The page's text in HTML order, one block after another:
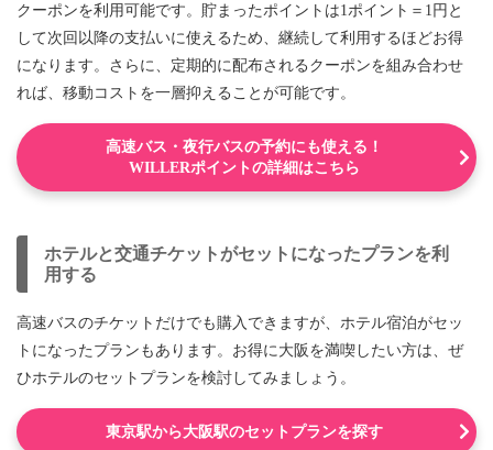
クーポンを利用可能です。貯まったポイントは1ポイント＝1円と
して次回以降の支払いに使えるため、継続して利用するほどお得
になります。さらに、定期的に配布されるクーポンを組み合わせ
れば、移動コストを一層抑えることが可能です。
高速バス・夜行バスの予約にも使える！
WILLERポイントの詳細はこちら
ホテルと交通チケットがセットになったプランを利
用する
高速バスのチケットだけでも購入できますが、ホテル宿泊がセッ
トになったプランもあります。お得に大阪を満喫したい方は、ぜ
ひホテルのセットプランを検討してみましょう。
東京駅から大阪駅のセットプランを探す